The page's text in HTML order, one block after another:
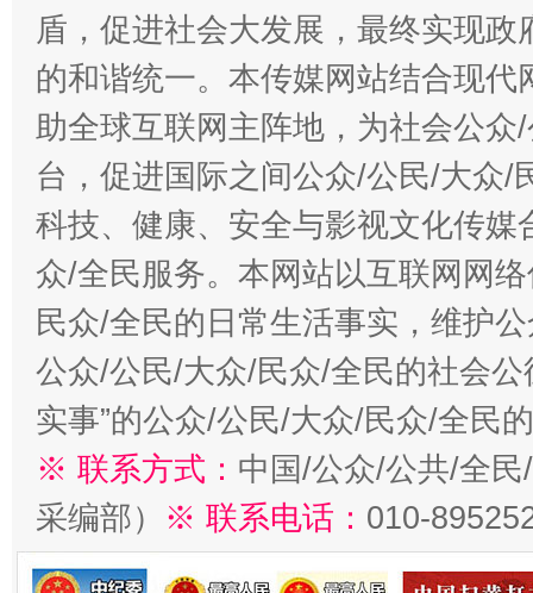
盾，促进社会大发展，最终实现
的和谐统一。本传媒网站结合现
助全球互联网主阵地，为社会公
台，促进国际之间公众/公民/大众/
科技、健康、安全与影视文化传
众/全民服务。本网站以互联网网
民众/全民的日常生活事实，维护
公众/公民/大众/民众/全民的社会公
实事”的公众/公民/大众/民众/全民
※ 联系方式： 中国/公众/公共/全
采编部） ※ 联系电话： 010-